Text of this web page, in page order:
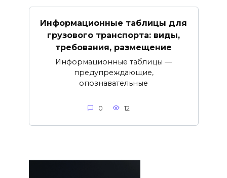
Информационные таблицы для
грузового транспорта: виды,
требования, размещение
Информационные таблицы —
предупреждающие,
опознавательные
0 12